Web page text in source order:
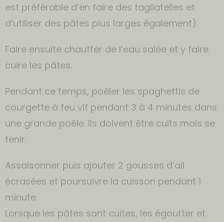
est préférable d’en faire des tagliatelles et
d’utiliser des pâtes plus larges également).
Faire ensuite chauffer de l’eau salée et y faire
cuire les pâtes.
Pendant ce temps, poêler les spaghettis de
courgette à feu vif pendant 3 à 4 minutes dans
une grande poêle. Ils doivent être cuits mais se
tenir.
Assaisonner puis ajouter 2 gousses d’ail
écrasées et poursuivre la cuisson pendant 1
minute.
Lorsque les pâtes sont cuites, les égoutter et